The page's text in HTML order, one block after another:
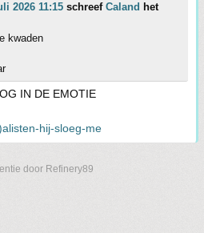
2026 11:15 schreef Caland het
kwaden
IN DE EMOTIE
hij-sloeg-me
door Refinery89